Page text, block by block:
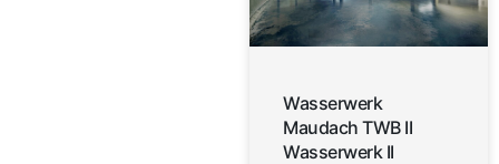
Wasserwerk
Maudach TWB II
Wasserwerk II